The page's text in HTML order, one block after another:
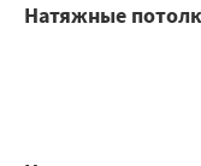
Натяжные